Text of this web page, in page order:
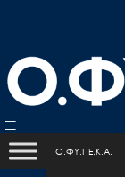
Ο.ΦΥ.ΠΕ.Κ.Α.